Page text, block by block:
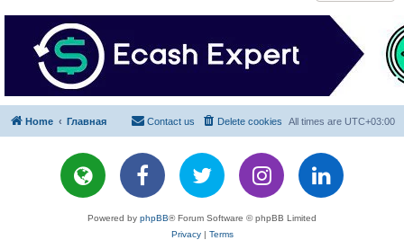
Home Главная All times are UTC+03:00
Delete cookies
Contact us
Powered by phpBB® Forum Software © phpBB Limited
Privacy| Terms